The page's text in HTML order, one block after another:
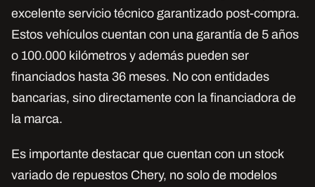
excelente servicio técnico garantizado post-compra.
Estos vehículos cuentan con una garantía de 5 años
o 100.000 kilómetros y además pueden ser
financiados hasta 36 meses. No con entidades
bancarias, sino directamente con la financiadora de
la marca.
Es importante destacar que cuentan con un stock
variado de repuestos Chery, no solo de modelos